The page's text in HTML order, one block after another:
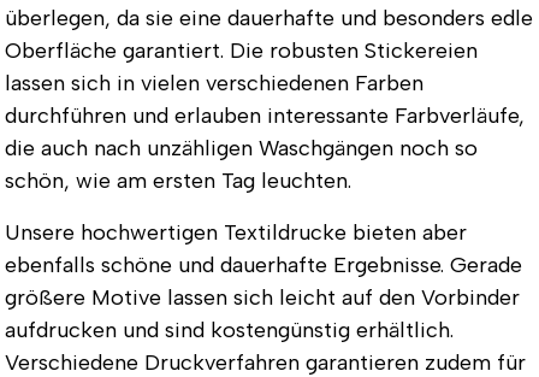
überlegen, da sie eine dauerhafte und besonders edle
Oberfläche garantiert. Die robusten Stickereien
lassen sich in vielen verschiedenen Farben
durchführen und erlauben interessante Farbverläufe,
die auch nach unzähligen Waschgängen noch so
schön, wie am ersten Tag leuchten.
Unsere hochwertigen Textildrucke bieten aber
ebenfalls schöne und dauerhafte Ergebnisse. Gerade
größere Motive lassen sich leicht auf den Vorbinder
aufdrucken und sind kostengünstig erhältlich.
Verschiedene Druckverfahren garantieren zudem für